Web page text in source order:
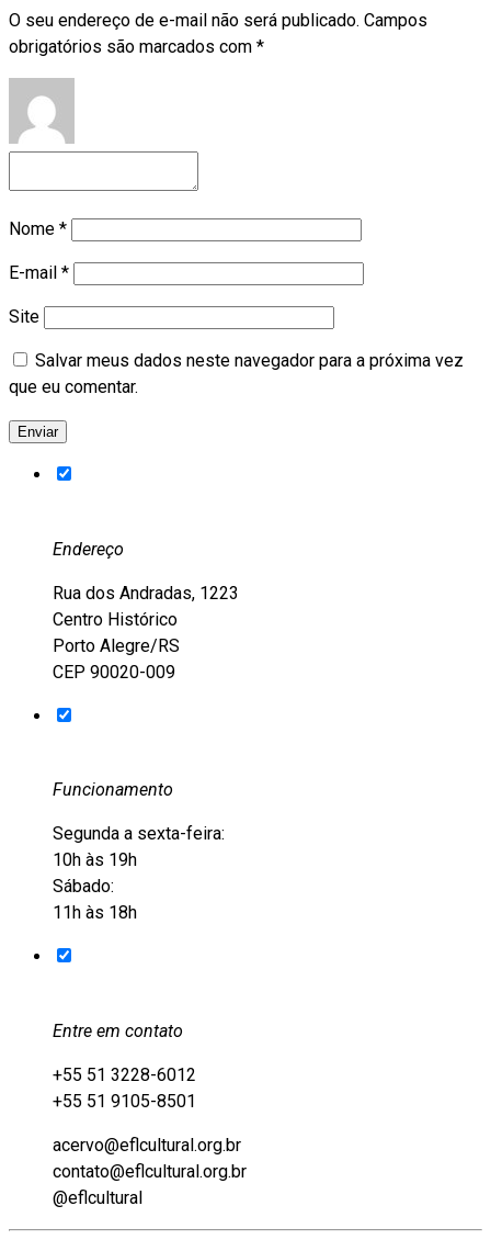
O seu endereço de e-mail não será publicado. Campos
obrigatórios são marcados com *
Nome *
E-mail *
Site
Salvar meus dados neste navegador para a próxima vez
que eu comentar.
Endereço
Rua dos Andradas, 1223
Centro Histórico
Porto Alegre/RS
CEP 90020-009
Funcionamento
Segunda a sexta-feira:
10h às 19h
Sábado:
11h às 18h
Entre em contato
+55 51 3228-6012
+55 51 9105-8501
acervo@eflcultural.org.br
contato@eflcultural.org.br
@eflcultural